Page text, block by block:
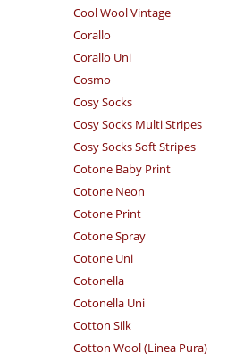
Cool Wool Vintage
Corallo
Corallo Uni
Cosmo
Cosy Socks
Cosy Socks Multi Stripes
Cosy Socks Soft Stripes
Cotone Baby Print
Cotone Neon
Cotone Print
Cotone Spray
Cotone Uni
Cotonella
Cotonella Uni
Cotton Silk
Cotton Wool (Linea Pura)